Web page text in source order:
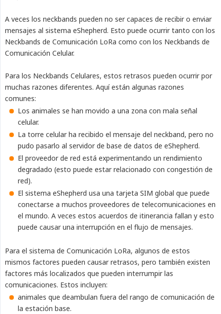
A veces los neckbands pueden no ser capaces de recibir o enviar
mensajes al sistema eShepherd. Esto puede ocurrir tanto con los
Neckbands de Comunicación LoRa como con los Neckbands de
Comunicación Celular.
Para los Neckbands Celulares, estos retrasos pueden ocurrir por
muchas razones diferentes. Aquí están algunas razones
comunes:
Los animales se han movido a una zona con mala señal
celular.
La torre celular ha recibido el mensaje del neckband, pero no
pudo pasarlo al servidor de base de datos de eShepherd.
El proveedor de red está experimentando un rendimiento
degradado (esto puede estar relacionado con congestión de
red).
El sistema eShepherd usa una tarjeta SIM global que puede
conectarse a muchos proveedores de telecomunicaciones en
el mundo. A veces estos acuerdos de itinerancia fallan y esto
puede causar una interrupción en el flujo de mensajes.
Para el sistema de Comunicación LoRa, algunos de estos
mismos factores pueden causar retrasos, pero también existen
factores más localizados que pueden interrumpir las
comunicaciones. Estos incluyen:
animales que deambulan fuera del rango de comunicación de
la estación base.